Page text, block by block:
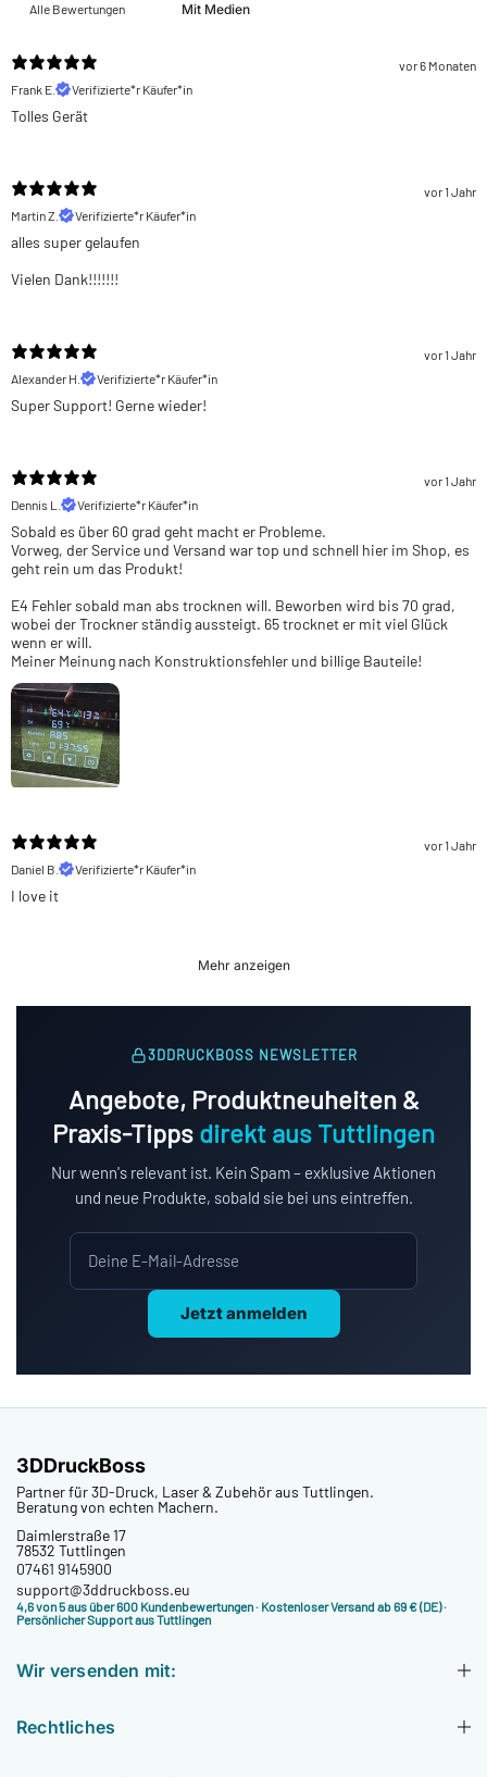
Mit Medien
vor 6 Monaten
Frank E.
Verifizierte*r Käufer*in
Tolles Gerät
vor 1 Jahr
Martin Z.
Verifizierte*r Käufer*in
alles super gelaufen
Vielen Dank!!!!!!!
vor 1 Jahr
Alexander H.
Verifizierte*r Käufer*in
Super Support! Gerne wieder!
vor 1 Jahr
Dennis L.
Verifizierte*r Käufer*in
Sobald es über 60 grad geht macht er Probleme.
Vorweg, der Service und Versand war top und schnell hier im Shop, es
geht rein um das Produkt!
E4 Fehler sobald man abs trocknen will. Beworben wird bis 70 grad,
wobei der Trockner ständig aussteigt. 65 trocknet er mit viel Glück
wenn er will.
Meiner Meinung nach Konstruktionsfehler und billige Bauteile!
vor 1 Jahr
Daniel B.
Verifizierte*r Käufer*in
I love it
Mehr anzeigen
3DDRUCKBOSS NEWSLETTER
Angebote, Produktneuheiten &
Praxis-Tipps direkt aus Tuttlingen
Nur wenn's relevant ist. Kein Spam – exklusive Aktionen
und neue Produkte, sobald sie bei uns eintreffen.
Jetzt anmelden
3DDruckBoss
Partner für 3D-Druck, Laser & Zubehör aus Tuttlingen.
Beratung von echten Machern.
Daimlerstraße 17
78532 Tuttlingen
07461 9145900
support@3ddruckboss.eu
4,6 von 5 aus über 600 Kundenbewertungen· Kostenloser Versand ab 69 € (DE) ·
Persönlicher Support aus Tuttlingen
Wir versenden mit:
Rechtliches